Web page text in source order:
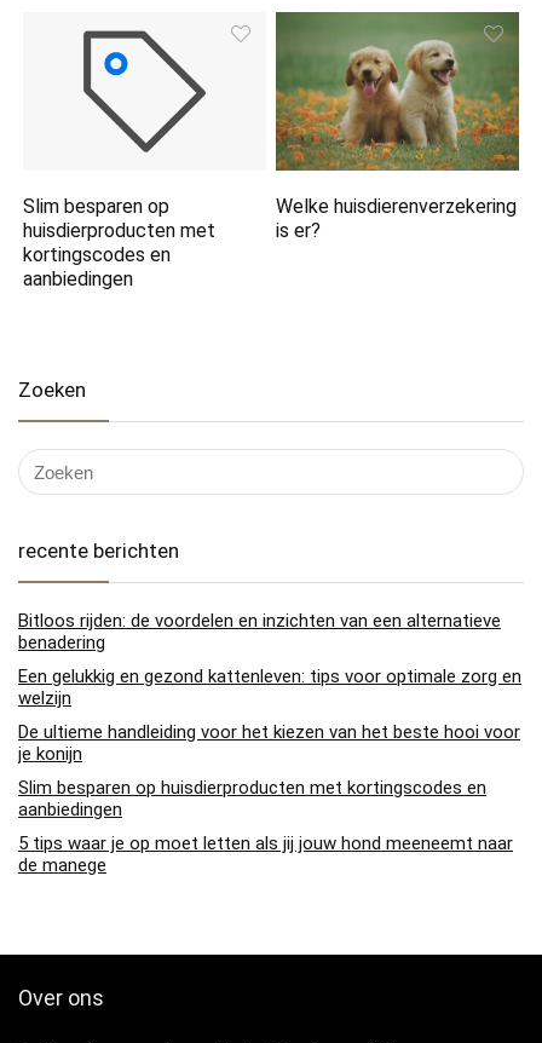
Slim besparen op
huisdierproducten met
kortingscodes en
aanbiedingen
Welke huisdierenverzekering
is er?
Zoeken
recente berichten
Bitloos rijden: de voordelen en inzichten van een alternatieve
benadering
Een gelukkig en gezond kattenleven: tips voor optimale zorg en
welzijn
De ultieme handleiding voor het kiezen van het beste hooi voor
je konijn
Slim besparen op huisdierproducten met kortingscodes en
aanbiedingen
5 tips waar je op moet letten als jij jouw hond meeneemt naar
de manege
Over ons